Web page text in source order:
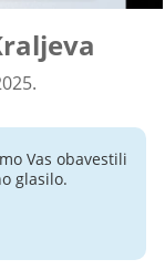
Vas obavestili
glasilo.